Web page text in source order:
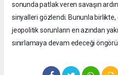
sonunda patlak veren savaşın
sinyalleri gözlendi. Bununla birlikte,
jeopolitik sorunların en azından
sınırlamaya devam edeceği